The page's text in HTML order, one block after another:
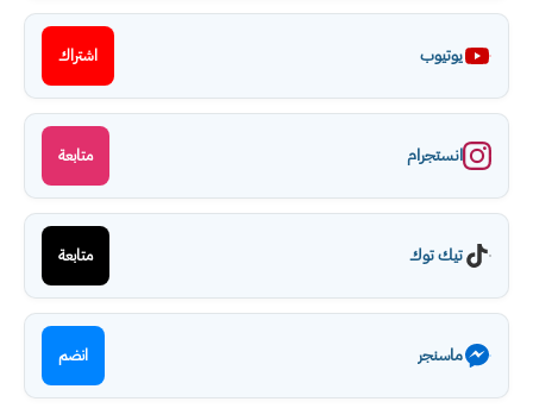
يوتيوب اشتراك
انستجرام متابعة
تيك توك متابعة
ماسنجر انضم